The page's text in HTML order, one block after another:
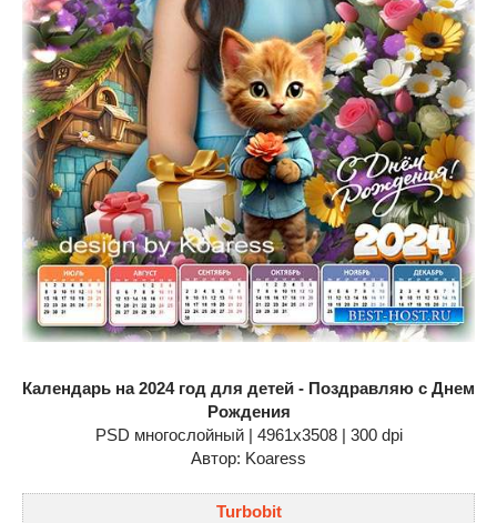
Календарь на 2024 год для детей - Поздравляю с Днем
Рождения
PSD многослойный | 4961x3508 | 300 dpi
Автор: Koaress
Turbobit